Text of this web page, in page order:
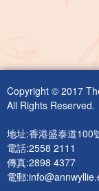
Copyright © 2017
All Rights Reserved.
地址:香港盛泰道100
電話:2558 2111
傳真:2898 4377
電郵: